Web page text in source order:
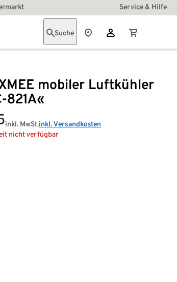
Service & Hilfe
Suche
mobiler Luftkühler
821A«
inkl. MwSt.inkl. Versandkosten
nicht verfügbar